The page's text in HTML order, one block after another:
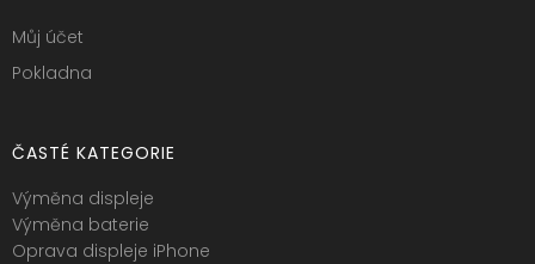
Můj účet
Pokladna
ČASTÉ KATEGORIE
Výměna displeje
Výměna baterie
Oprava displeje iPhone